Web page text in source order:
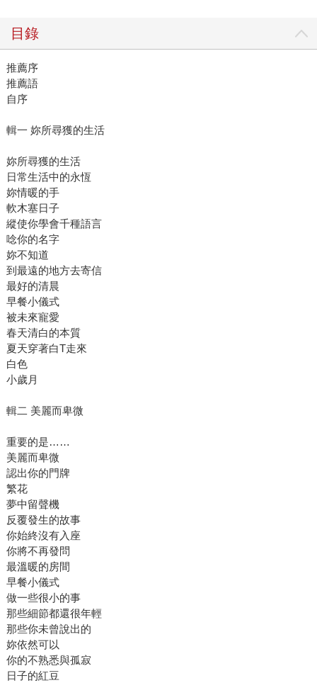
目錄
推薦序
推薦語
自序
輯一 妳所尋獲的生活
妳所尋獲的生活
日常生活中的永恆
妳情暖的手
軟木塞日子
縱使你學會千種語言
唸你的名字
妳不知道
到最遠的地方去寄信
最好的清晨
早餐小儀式
被未來寵愛
春天清白的本質
夏天穿著白T走來
白色
小歲月
輯二 美麗而卑微
重要的是……
美麗而卑微
認出你的門牌
繁花
夢中留聲機
反覆發生的故事
你始終沒有入座
你將不再發問
最溫暖的房間
早餐小儀式
做一些很小的事
那些細節都還很年輕
那些你未曾說出的
妳依然可以
你的不熟悉與孤寂
日子的紅豆